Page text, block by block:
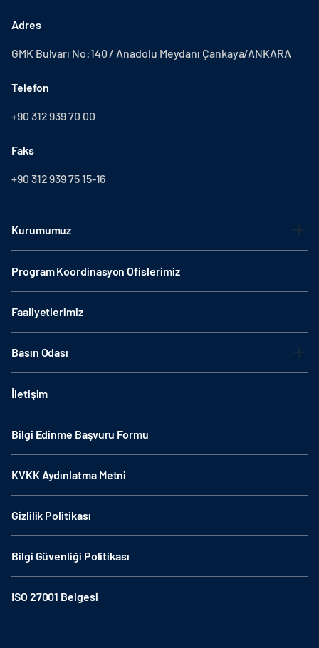
Adres
GMK Bulvarı No:140 / Anadolu Meydanı Çankaya/ANKARA
Telefon
+90 312 939 70 00
Faks
+90 312 939 75 15-16
Kurumumuz
Program Koordinasyon Ofislerimiz
Faaliyetlerimiz
Basın Odası
İletişim
Bilgi Edinme Başvuru Formu
KVKK Aydınlatma Metni
Gizlilik Politikası
Bilgi Güvenliği Politikası
ISO 27001 Belgesi